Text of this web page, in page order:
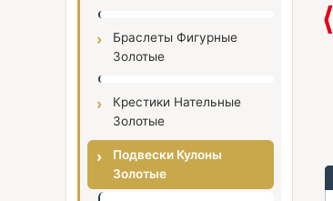
Браслеты Фигурные
Золотые
Крестики Нательные
Золотые
Подвески Кулоны
Золотые
Золотая цепочка из
Золотая цепочка 585
485,00 €